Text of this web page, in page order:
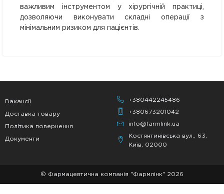
важливим інструментом у хірургічній практиці,
дозволяючи виконувати складні операції з
мінімальним ризиком для пацієнтів.
Вакансії
Доставка товару
Політика повернення
Документи
+380442245486
+380673201042
info@farmlink.ua
Костянтинівська вул., 63,
Київ, 02000
© Фармацевтична компанія "Фармлінк" 2026